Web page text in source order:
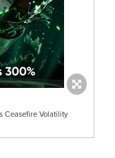
Ceasefire Volatility